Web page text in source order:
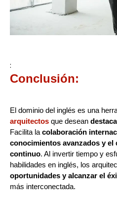
:
Conclusión:
El dominio del inglés es una
arquitectos que desean
Facilita la colaboración
conocimientos avanzados y
continuo. Al invertir tiempo y
habilidades en inglés, los
oportunidades y alcanzar el
más interconectada.